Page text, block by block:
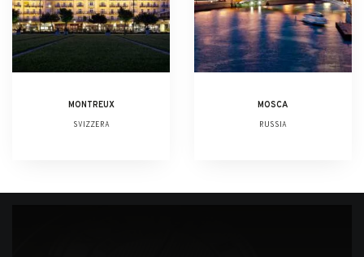
MONTREUX
SVIZZERA
MOSCA
RUSSIA